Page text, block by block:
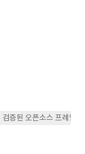
된 오픈소스 프레임워